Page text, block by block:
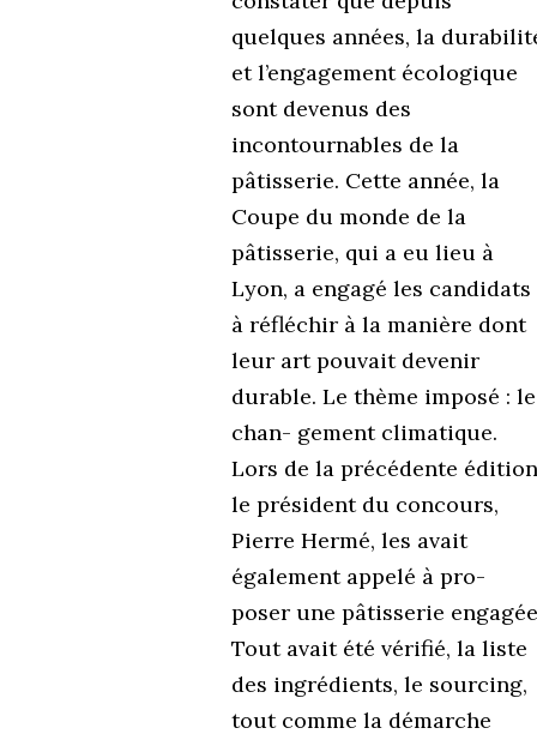
quelques années, la
et l’engagement écologique
sont devenus des
incontournables de la
pâtisserie. Cette année, la
Coupe du monde de la
pâtisserie, qui a eu lieu à
Lyon, a engagé les candidats
à réfléchir à la manière dont
leur art pouvait devenir
durable. Le thème imposé : le
chan- gement climatique.
Lors de la précédente
le président du concours,
Pierre Hermé, les avait
également appelé à pro-
poser une pâtisserie
Tout avait été vérifié, la liste
des ingrédients, le sourcing,
tout comme la démarche